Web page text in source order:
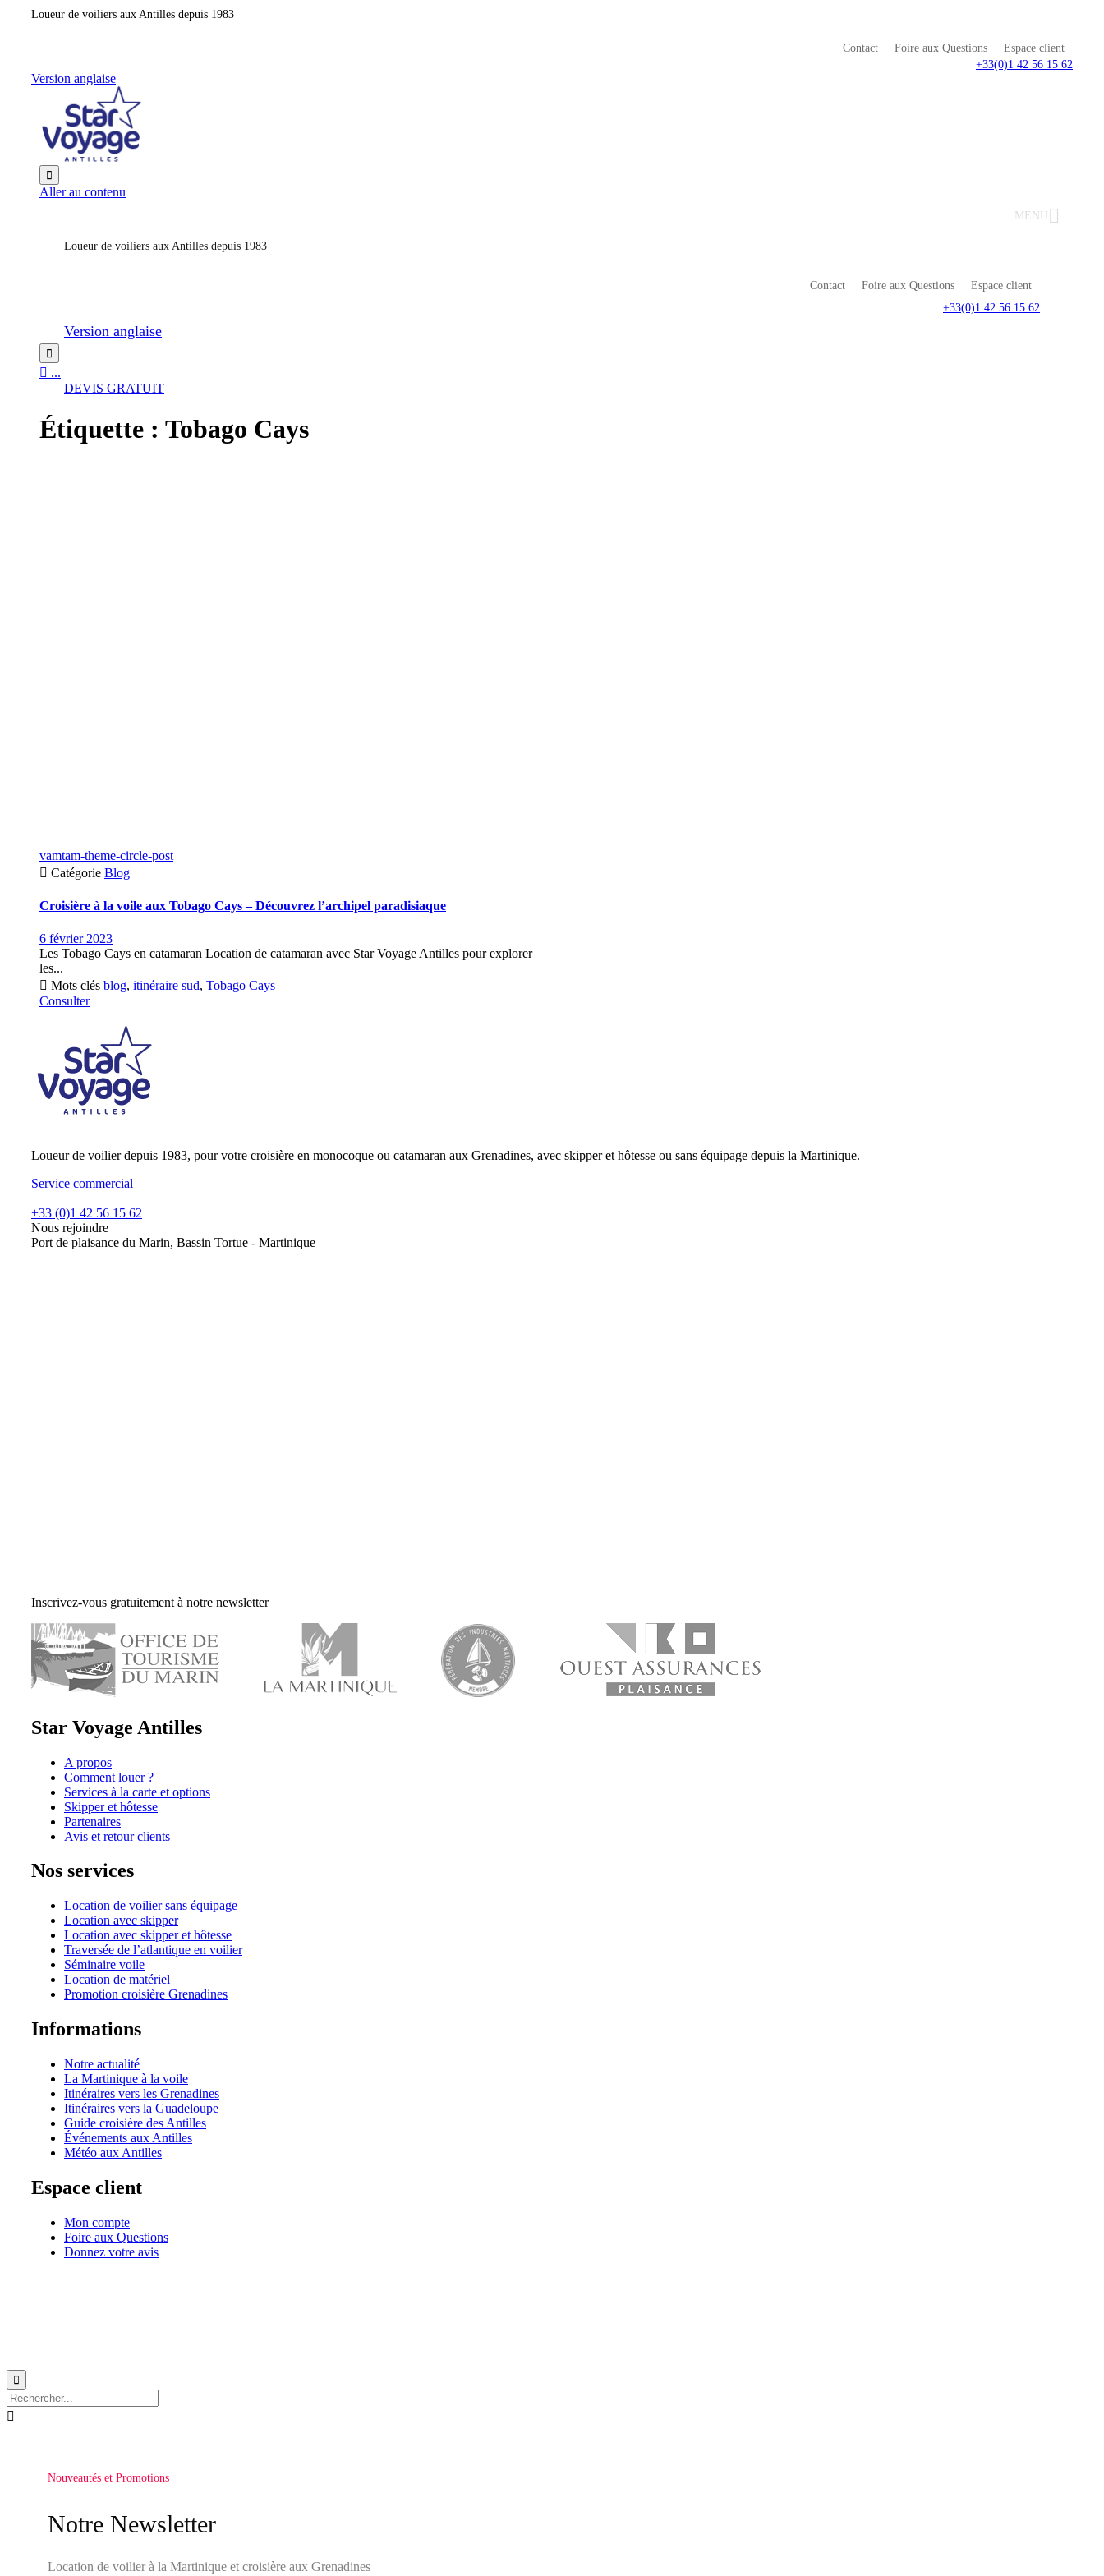
Loueur de voiliers aux Antilles depuis 1983
Contact Foire aux Questions
Espace client
+33(0)1 42 56 15 62
Version anglaise

Aller au contenu
MENU
Loueur de voiliers aux Antilles depuis 1983
Contact Foire aux Questions
Espace client
+33(0)1 42 56 15 62
Version anglaise

 ...
DEVIS GRATUIT
Étiquette : Tobago Cays
vamtam-theme-circle-post
 Catégorie Blog
Croisière à la voile aux Tobago Cays – Découvrez l’archipel paradisiaque
6 février 2023
Les Tobago Cays en catamaran Location de catamaran avec Star Voyage Antilles pour explorer
les...
 Mots clés blog, itinéraire sud, Tobago Cays
Consulter
Loueur de voilier depuis 1983, pour votre croisière en monocoque ou catamaran aux Grenadines, avec skipper et hôtesse ou sans équipage depuis la Martinique.
Service commercial
+33 (0)1 42 56 15 62
Nous rejoindre
Port de plaisance du Marin, Bassin Tortue - Martinique
Inscrivez-vous gratuitement à notre newsletter
Star Voyage Antilles
A propos
Comment louer ?
Services à la carte et options
Skipper et hôtesse
Partenaires
Avis et retour clients
Nos services
Location de voilier sans équipage
Location avec skipper
Location avec skipper et hôtesse
Traversée de l’atlantique en voilier
Séminaire voile
Location de matériel
Promotion croisière Grenadines
Informations
Notre actualité
La Martinique à la voile
Itinéraires vers les Grenadines
Itinéraires vers la Guadeloupe
Guide croisière des Antilles
Événements aux Antilles
Météo aux Antilles
Espace client
Mon compte
Foire aux Questions
Donnez votre avis


Nouveautés et Promotions
Notre Newsletter
Location de voilier à la Martinique et croisière aux Grenadines